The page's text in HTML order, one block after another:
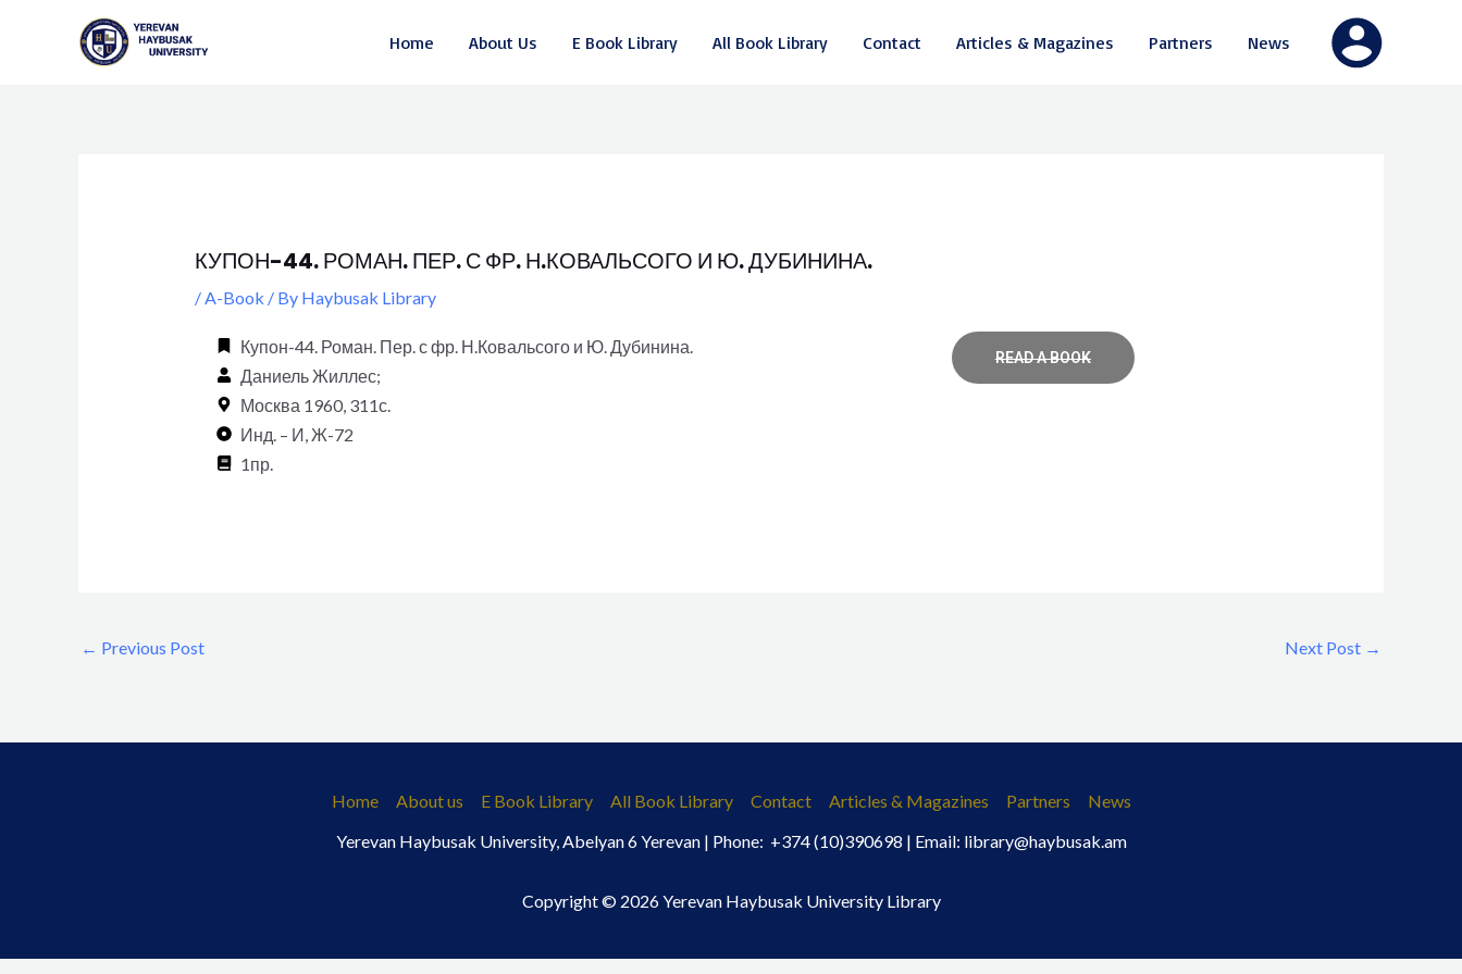
Home About Us E Book Library All Book Library Contact Articles & Magazines Partners News
КУПОН-44. РОМАН. ПЕР. С ФР. Н.КОВАЛЬСОГО И Ю. ДУБИНИНА.
/A-Book / By Haybusak Library
Купон-44. Роман. Пер. с фр. Н.Ковальсого и Ю. Дубинина.
Даниель Жиллес;
Москва 1960, 311с.
Инд. – И, Ж-72
1пр.
READ A BOOK
Post
navigation
← Previous Post Next Post →
Home About us E Book Library All Book Library Contact Articles & Magazines Partners
News
Yerevan Haybusak University, Abelyan 6 Yerevan | Phone: +374 (10)390698 | Email: library@haybusak.am
Copyright © 2026 Yerevan Haybusak University Library